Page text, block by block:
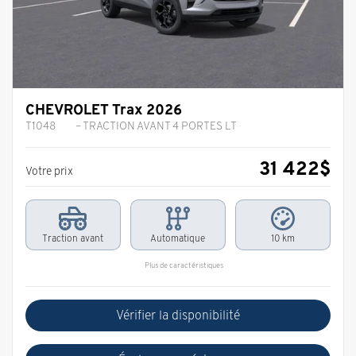
CHEVROLET Trax 2026
T1048 – TRACTION AVANT 4 PORTES LT
Votre prix 31 422$
Traction avant Automatique 10 km
Plus de caractéristiques
Vérifier la disponibilité